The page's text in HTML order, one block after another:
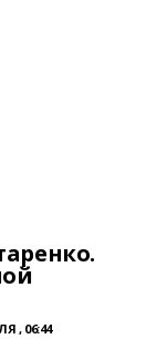
, 06:44